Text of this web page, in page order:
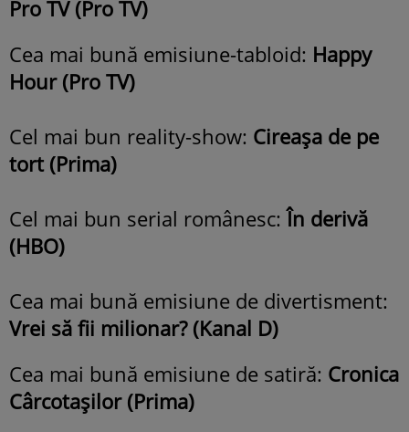
Pro TV (Pro TV)
Cea mai bună emisiune-tabloid: Happy
Hour (Pro TV)
Cel mai bun reality-show: Cireașa de pe
tort (Prima)
Cel mai bun serial românesc:În derivă
(HBO)
Cea mai bună emisiune de divertisment:
Vrei să fii milionar? (Kanal D)
Cea mai bună emisiune de satiră: Cronica
Cârcotașilor (Prima)